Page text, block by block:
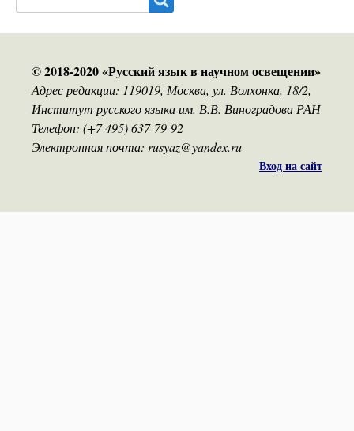
© 2018-2020 «Русский язык в научном освещении»
Адрес редакции: 119019, Москва, ул. Волхонка, 18/2,
Институт русского языка им. В.В. Виноградова РАН
Телефон: (+7 495) 637-79-92
Электронная почта: rusyaz@yandex.ru
Вход на сайт